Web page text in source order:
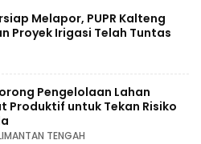
Melapor, PUPR Kalteng
Proyek Irigasi Telah Tuntas
Pengelolaan Lahan
Produktif untuk Tekan Risiko
TENGAH